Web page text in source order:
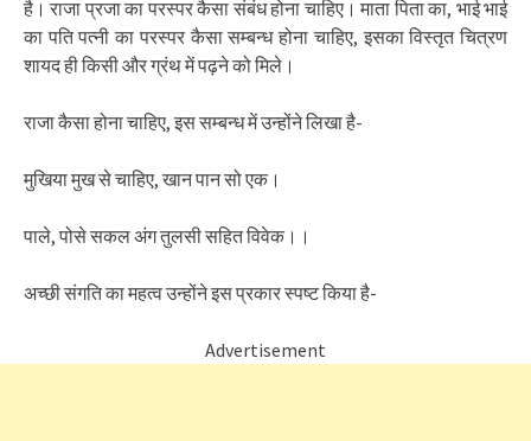
है। राजा प्रजा का परस्पर कैसा संबंध होना चाहिए। माता पिता का, भाई भाई
का पति पत्नी का परस्पर कैसा सम्बन्ध होना चाहिए, इसका विस्तृत चित्रण
शायद ही किसी और ग्रंथ में पढ़ने को मिले।
राजा कैसा होना चाहिए, इस सम्बन्ध में उन्होंने लिखा है-
मुखिया मुख से चाहिए, खान पान सो एक।
पाले, पोसे सकल अंग तुलसी सहित विवेक।।
अच्छी संगति का महत्व उन्होंने इस प्रकार स्पष्ट किया है-
Advertisement